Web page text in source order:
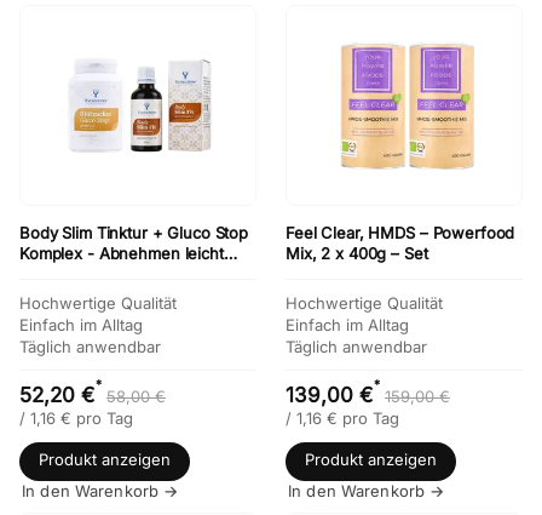
Body Slim Tinktur + Gluco Stop
Komplex - Abnehmen leicht
Hochwertige Qualität
Einfach im Alltag
Täglich anwendbar
52,20 €*
58,00 €
/ 1,16 € pro Tag
Produkt anzeigen
In den Warenkorb →
Feel Clear, HMDS – Powerfood
Mix, 2 x 400g – Set
Hochwertige Qualität
Einfach im Alltag
Täglich anwendbar
139,00 €*
159,00 €
/ 1,16 € pro Tag
Produkt anzeigen
In den Warenkorb →